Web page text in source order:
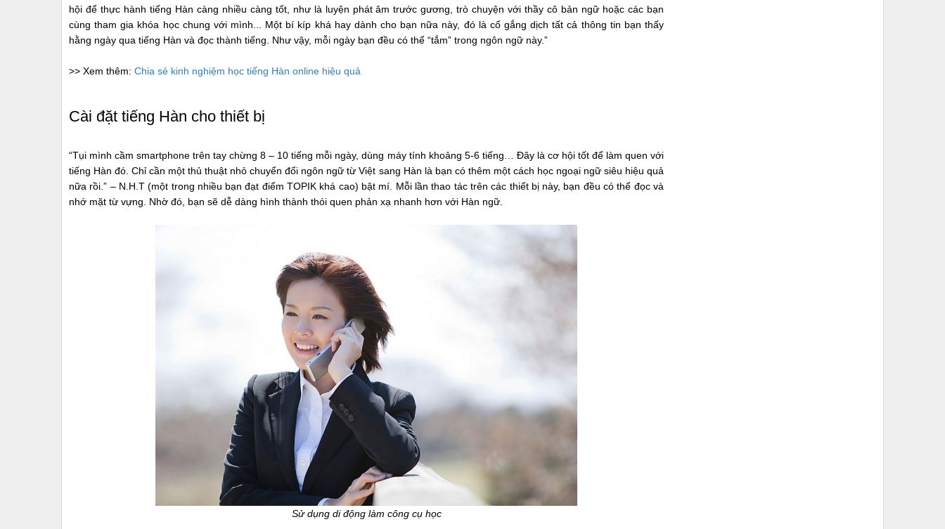
hội để thực hành tiếng Hàn càng nhiều càng tốt, như là luyện phát âm trước gương, trò chuyện với thầy cô bản ngữ hoặc các bạn
cùng tham gia khóa học chung với mình... Một bí kíp khá hay dành cho bạn nữa này, đó là cố gắng dịch tất cả thông tin bạn thấy
hằng ngày qua tiếng Hàn và đọc thành tiếng. Như vậy, mỗi ngày bạn đều có thể “tắm” trong ngôn ngữ này.”
>> Xem thêm: Chia sẻ kinh nghiệm học tiếng Hàn online hiệu quả
Cài đặt tiếng Hàn cho thiết bị
“Tụi mình cầm smartphone trên tay chừng 8 – 10 tiếng mỗi ngày, dùng máy tính khoảng 5-6 tiếng… Đây là cơ hội tốt để làm quen với
tiếng Hàn đó. Chỉ cần một thủ thuật nhỏ chuyển đổi ngôn ngữ từ Việt sang Hàn là bạn có thêm một cách học ngoại ngữ siêu hiệu quả
nữa rồi.” – N.H.T (một trong nhiều bạn đạt điểm TOPIK khá cao) bật mí. Mỗi lần thao tác trên các thiết bị này, bạn đều có thể đọc và
nhớ mặt từ vựng. Nhờ đó, bạn sẽ dễ dàng hình thành thói quen phản xạ nhanh hơn với Hàn ngữ.
Sử dụng di động làm công cụ học